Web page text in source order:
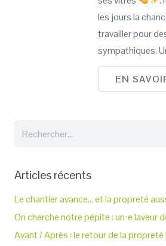
les jours la
travailler pour
sympathiques.
EN
Rechercher :
Articles récents
Le chantier avance… et la propreté
On cherche notre pépite : un⋅e laveur
Avant / Après : le retour de la propreté !